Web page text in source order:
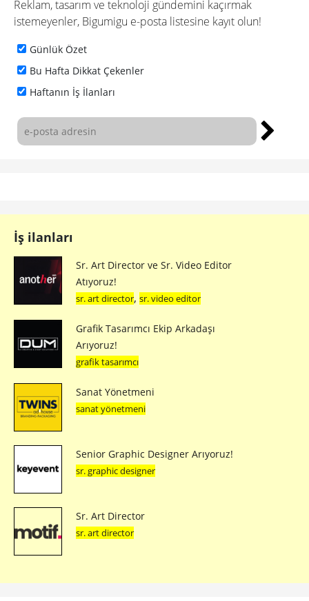
Reklam, tasarım ve teknoloji gündemini kaçırmak
istemeyenler, Bigumigu e-posta listesine kayıt olun!
Günlük Özet
Bu Hafta Dikkat Çekenler
Haftanın İş İlanları
İş ilanları
Sr. Art Director ve Sr. Video Editor
Atıyoruz!
sr. art director, sr. video editor
Grafik Tasarımcı Ekip Arkadaşı
Arıyoruz!
grafik tasarımcı
Sanat Yönetmeni
sanat yönetmeni
Senior Graphic Designer Arıyoruz!
sr. graphic designer
Sr. Art Director
sr. art director